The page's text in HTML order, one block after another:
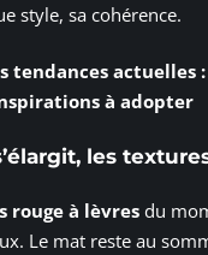
style, sa cohérence.
tendances actuelles
à adopter
les
rouge à lèvres du
Le mat reste au